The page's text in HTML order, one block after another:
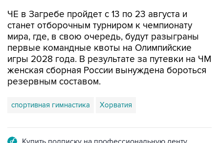
ЧЕ в Загребе пройдет с 13 по 23 августа и
станет отборочным турниром к чемпионату
мира, где, в свою очередь, будут разыграны
первые командные квоты на Олимпийские
игры 2028 года. В результате за путевки на ЧМ
женская сборная России вынуждена бороться
резервным составом.
спортивная гимнастика Хорватия